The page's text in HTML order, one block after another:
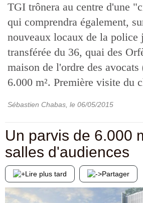
TGI trônera au centre d'une
qui comprendra également,
nouveaux locaux de la police
transférée du 36, quai des
maison de l'ordre des
6.000 m². Première visite du
Sébastien Chabas , le 06/05/2015
Un parvis de 6.000
salles d'audiences
Lire plus tard Partager